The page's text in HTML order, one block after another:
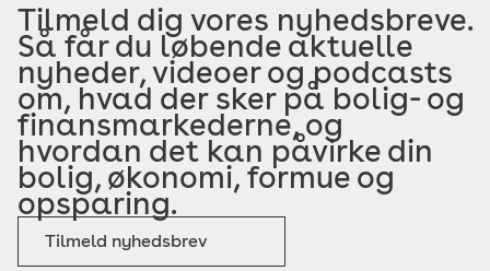
Tilmeld dig vores nyhedsbreve.
Så får du løbende aktuelle
nyheder, videoer og podcasts
om, hvad der sker på bolig- og
finansmarkederne, og
hvordan det kan påvirke din
bolig, økonomi, formue og
opsparing.
Tilmeld nyhedsbrev